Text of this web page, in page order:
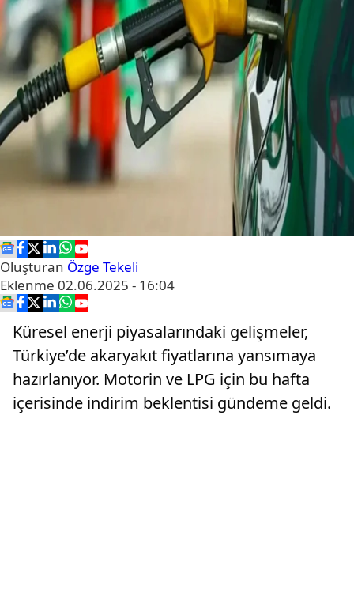
Oluşturan Özge Tekeli
Eklenme 02.06.2025 - 16:04
Küresel enerji piyasalarındaki gelişmeler,
Türkiye’de akaryakıt fiyatlarına yansımaya
hazırlanıyor. Motorin ve LPG için bu hafta
içerisinde indirim beklentisi gündeme geldi.